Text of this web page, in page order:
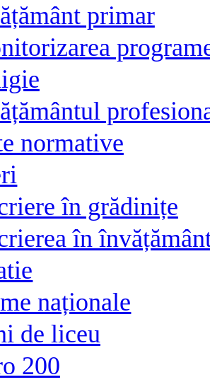
primar
normative
în grădinițe
în
naționale
de liceu
200